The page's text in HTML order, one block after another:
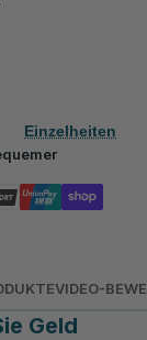
Einzelheiten
VIDEO-
Geld